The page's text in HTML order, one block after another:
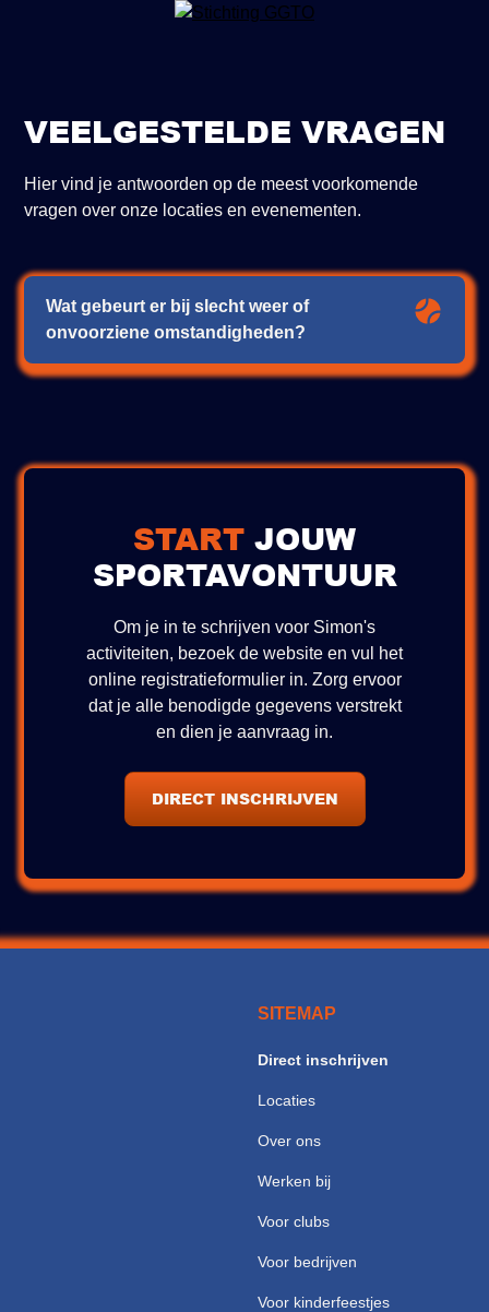
VEELGESTELDE VRAGEN
Hier vind je antwoorden op de meest voorkomende
vragen over onze locaties en evenementen.
Wat gebeurt er bij slecht weer of
onvoorziene omstandigheden?
Bij slecht weer informeren wij je tijdig over
START JOUW
SPORTAVONTUUR
Om je in te schrijven voor Simon's
activiteiten, bezoek de website en vul het
online registratieformulier in. Zorg ervoor
dat je alle benodigde gegevens verstrekt
en dien je aanvraag in.
DIRECT INSCHRIJVEN
SITEMAP
Direct inschrijven
Locaties
Over ons
Werken bij
Voor clubs
Voor bedrijven
Voor kinderfeestjes